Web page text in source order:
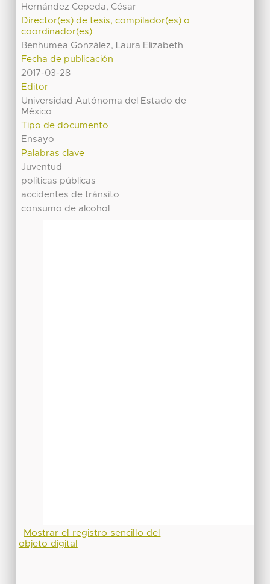
Hernández Cepeda, César
Director(es) de tesis, compilador(es) o
coordinador(es)
Benhumea González, Laura Elizabeth
Fecha de publicación
2017-03-28
Editor
Universidad Autónoma del Estado de
México
Tipo de documento
Ensayo
Palabras clave
Juventud
políticas públicas
accidentes de tránsito
consumo de alcohol
Mostrar el registro sencillo del
objeto digital